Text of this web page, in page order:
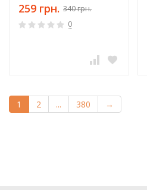
259 грн. 340 грн.
0
1 2 ... 380 →